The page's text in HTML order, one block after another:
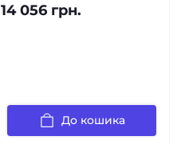
14 056 грн.
До кошика